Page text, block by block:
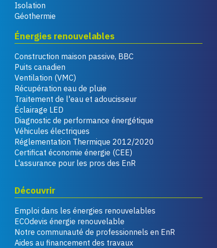
Isolation
Géothermie
Énergies renouvelables
Construction maison passive, BBC
Puits canadien
Ventilation (VMC)
Récupération eau de pluie
Traitement de l'eau et adoucisseur
Éclairage LED
Diagnostic de performance énergétique
Véhicules électriques
Réglementation Thermique 2012/2020
Certificat économie énergie (CEE)
L'assurance pour les pros des EnR
Découvrir
Emploi dans les énergies renouvelables
ECOdevis énergie renouvelable
Notre communauté de professionnels en EnR
Aides au financement des travaux